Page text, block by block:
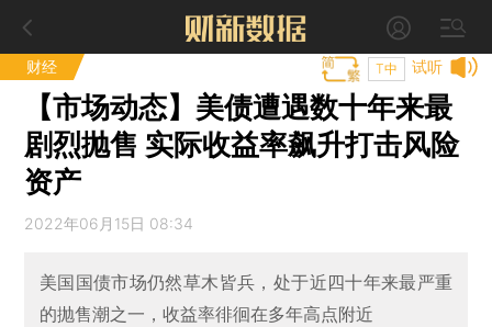
财经 试听
T中
【市场动态】美债遭遇数十年来最
剧烈抛售 实际收益率飙升打击风险
资产
2022年06月15日 08:34
美国国债市场仍然草木皆兵，处于近四十年来最严重
的抛售潮之一，收益率徘徊在多年高点附近